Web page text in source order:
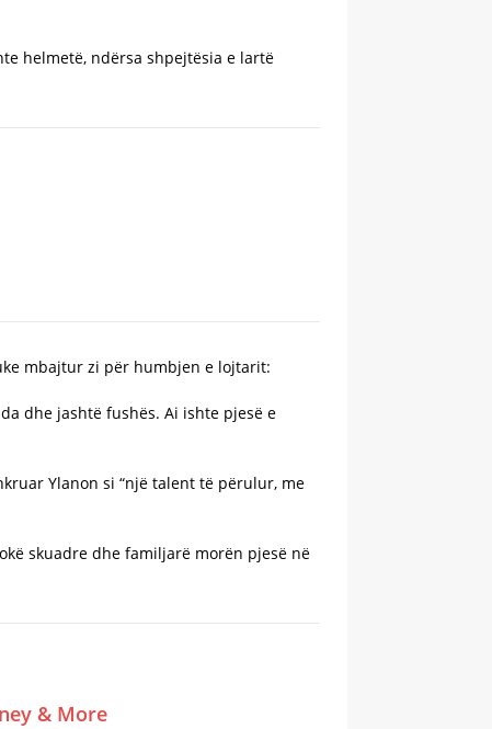
helmetë, ndërsa shpejtësia e lartë
mbajtur zi për humbjen e lojtarit:
dhe jashtë fushës. Ai ishte pjesë e
Ylanon si “një talent të përulur, me
skuadre dhe familjarë morën pjesë në
& More